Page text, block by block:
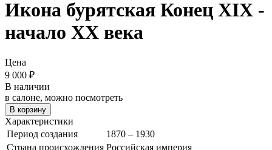
Икона бурятская Конец XIX -
начало XX века
Цена
9 000 ₽
В наличии
в салоне, можно посмотреть
В корзину
Характеристики
Период создания
1870 – 1930
Страна происхождения Российская империя